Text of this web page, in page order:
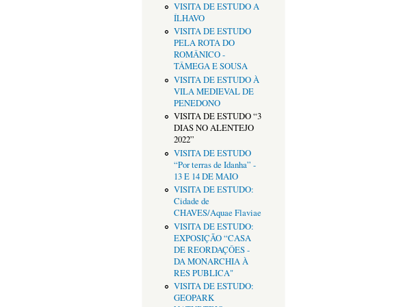
VISITA DE ESTUDO A
ÍLHAVO
VISITA DE ESTUDO
PELA ROTA DO
ROMÂNICO -
TÂMEGA E SOUSA
VISITA DE ESTUDO À
VILA MEDIEVAL DE
PENEDONO
VISITA DE ESTUDO “3
DIAS NO ALENTEJO
2022”
VISITA DE ESTUDO
“Por terras de Idanha” -
13 E 14 DE MAIO
VISITA DE ESTUDO:
Cidade de
CHAVES/Aquae Flaviae
VISITA DE ESTUDO:
EXPOSIÇÃO “CASA
DE REORDAÇÔES -
DA MONARCHIA À
RES PUBLICA"
VISITA DE ESTUDO:
GEOPARK